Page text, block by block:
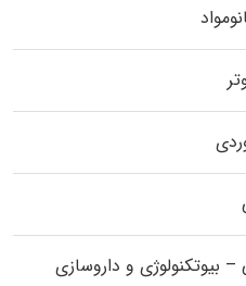
بیوتکنولوژی و داروسازی